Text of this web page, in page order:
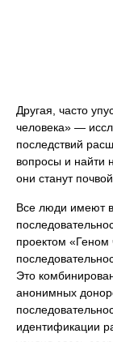
Другая, часто
человека» —
последствий
вопросы и найти
они станут
Все люди имеют
проектом «Геном
Это
анонимных
идентификации